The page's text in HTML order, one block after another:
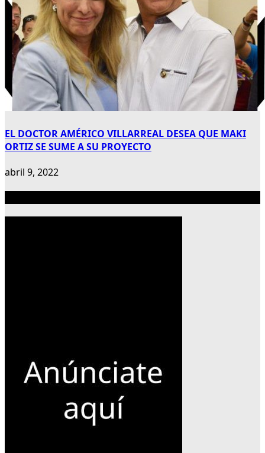
EL DOCTOR AMÉRICO VILLARREAL DESEA QUE MAKI
ORTIZ SE SUME A SU PROYECTO
abril 9, 2022